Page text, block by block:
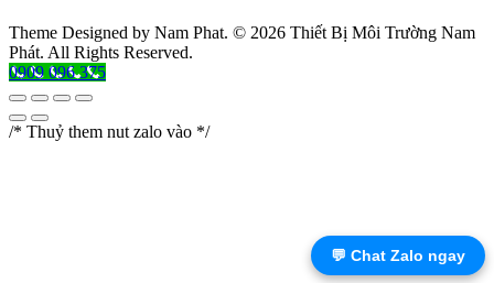
Theme Designed by Nam Phat. © 2026 Thiết Bị Môi Trường Nam
Phát. All Rights Reserved.
0909 096 375
/* Thuỷ them nut zalo vào */
💬 Chat Zalo ngay